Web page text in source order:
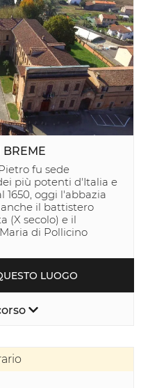
BREME
fu sede
più potenti d'Italia e
1650, oggi l'abbazia
il battistero
(X secolo) e il
di Pollicino
LUOGO